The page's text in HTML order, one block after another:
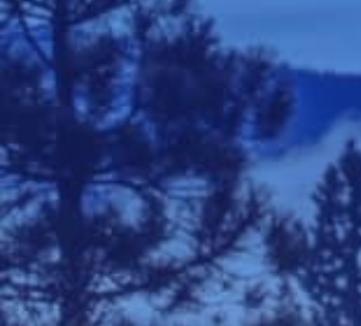
е-маил:
Телефон:
036/736 671